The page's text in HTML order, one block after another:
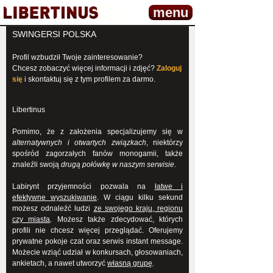
menu
SWINGERSI POLSKA
Profil wzbudził Twoje zainteresowanie?
Chcesz zobaczyć więcej informacji i zdjęć? Zaloguj
się i skontaktuj się z tym profilem za darmo.
Libertinus
Pomimo, że z założenia specjalizujemy się w
alternatywnych i otwartych związkach, niektórzy
spośród zagorzałych fanów monogamii, także
znaleźli swoją drugą połówkę w naszym serwisie.
Labirynt przyjemności pozwala na łatwe i
efektywne wyszukiwanie. W ciągu kilku sekund
możesz odnaleźć ludzi ze swojego kraju, regionu
czy miasta. Możesz także zdecydować, których
profili nie chcesz więcej przeglądać. Oferujemy
prywatne pokoje czat oraz serwis instant message.
Możecie wziąć udział w konkursach, głosowaniach,
ankietach, a nawet utworzyć własną grupę.